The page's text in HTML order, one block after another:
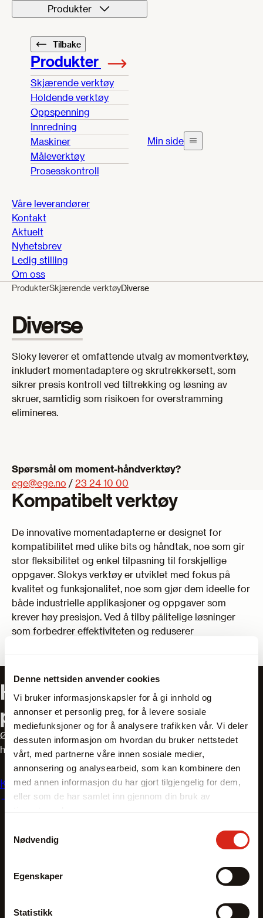
Denne nettsiden anvender cookies
Vi bruker informasjonskapsler for å gi innhold og
annonser et personlig preg, for å levere sosiale
mediefunksjoner og for å analysere trafikken vår. Vi deler
dessuten informasjon om hvordan du bruker nettstedet
vårt, med partnerne våre innen sosiale medier,
annonsering og analysearbeid, som kan kombinere den
med annen informasjon du har gjort tilgjengelig for dem,
eller som de har samlet inn gjennom din bruk av
Nødvendig
Egenskaper
Statistikk
Produkter
Tilbake
Produkter
Skjærende verktøy
Holdende verktøy
Oppspenning
Innredning
Maskiner
Måleverktøy
Prosesskontroll
Våre leverandører
Kontakt
Aktuelt
Nyhetsbrev
Ledig stilling
Om oss
Min side
ProdukterSkjærende verktøyDiverse
Diverse
Sloky leverer et omfattende utvalg av momentverktøy,
inkludert momentadaptere og skrutrekkersett, som
sikrer presis kontroll ved tiltrekking og løsning av
skruer, samtidig som risikoen for overstramming
elimineres.
Spørsmål om moment-håndverktøy?
ege@ege.no / 23 24 10 00
Kompatibelt verktøy
De innovative momentadapterne er designet for
kompatibilitet med ulike bits og håndtak, noe som gir
stor fleksibilitet og enkel tilpasning til forskjellige
oppgaver. Slokys verktøy er utviklet med fokus på
kvalitet og funksjonalitet, noe som gjør dem ideelle for
både industrielle applikasjoner og oppgaver som
krever høy presisjon. Ved å tilby pålitelige løsninger
som forbedrer effektiviteten og reduserer
Har du spørsmål om våre
produkter?
Ønsker du hjelp til å finne riktig utstyr? Våre salgsteknikere
har mange års erfaring og er eksperter innen bransjen.
Kontakt oss